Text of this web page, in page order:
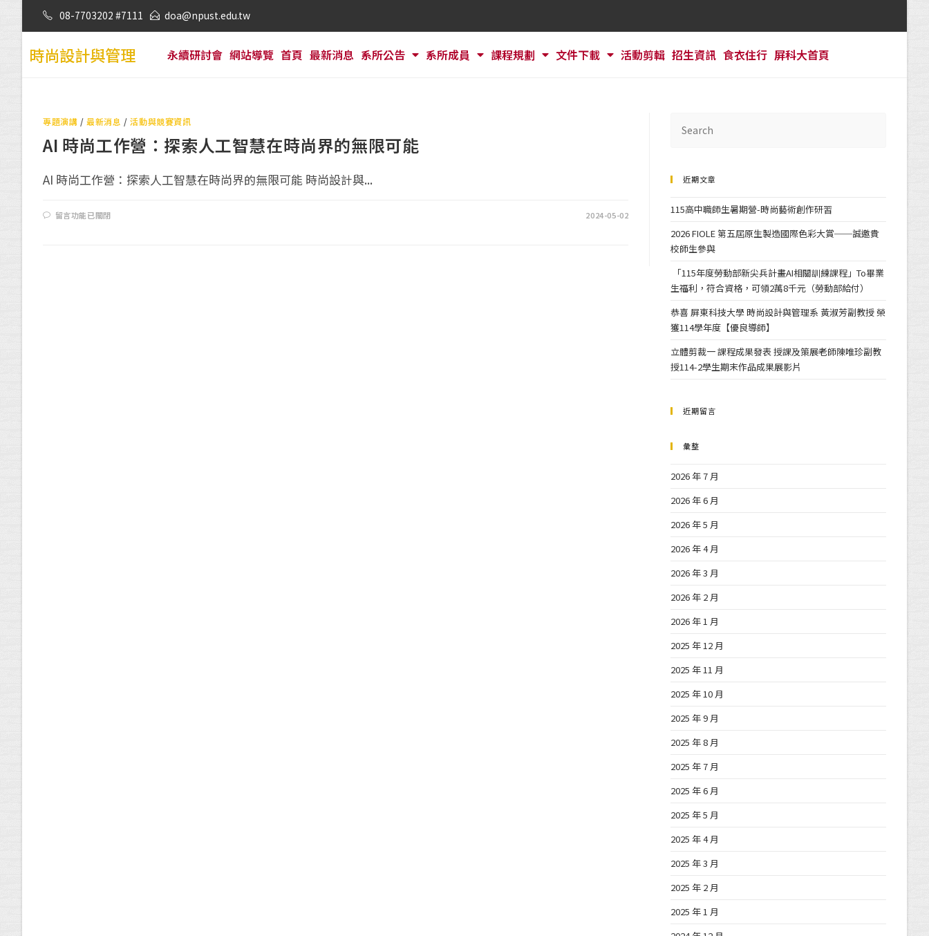
08-7703202 #7111 doa@npust.edu.tw
時尚設計與管理 永續研討會 網站導覽 首頁 最新消息 系所公告 系所成員 課程規劃 文件下載 活動剪輯 招生資訊 食衣住行 屏科大首頁
專題演講 /最新消息 /活動與競賽資訊
AI 時尚工作營：探索人工智慧在時尚界的無限可能
AI 時尚工作營：探索人工智慧在時尚界的無限可能 時尚設計與...
留言功能已關閉 2024-05-02
近期文章
115高中職師生暑期營-時尚藝術創作研習
2026 FIOLE 第五屆原生製造國際色彩大賞──誠邀貴
校師生參與
「115年度勞動部新尖兵計畫AI相關訓練課程」To畢業
生福利，符合資格，可領2萬8千元（勞動部給付）
恭喜 屏東科技大學 時尚設計與管理系 黃淑芳副教授 榮
獲114學年度【優良導師】
立體剪裁一 課程成果發表 授課及策展老師陳唯珍副教
授114-2學生期末作品成果展影片
近期留言
彙整
2026 年 7 月
2026 年 6 月
2026 年 5 月
2026 年 4 月
2026 年 3 月
2026 年 2 月
2026 年 1 月
2025 年 12 月
2025 年 11 月
2025 年 10 月
2025 年 9 月
2025 年 8 月
2025 年 7 月
2025 年 6 月
2025 年 5 月
2025 年 4 月
2025 年 3 月
2025 年 2 月
2025 年 1 月